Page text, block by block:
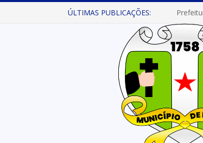
ÚLTIMAS PUBLICAÇÕES: